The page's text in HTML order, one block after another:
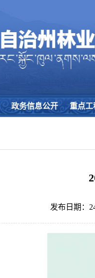
政务信息公开 重点工
发布日期：